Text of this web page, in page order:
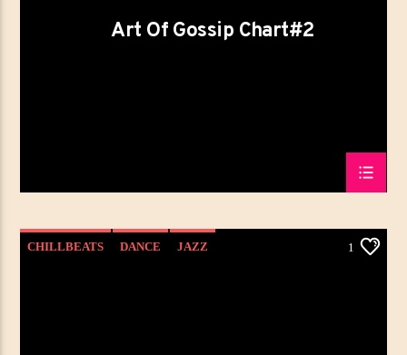
Art Of Gossip Chart#2
CHILLBEATS DANCE JAZZ 1